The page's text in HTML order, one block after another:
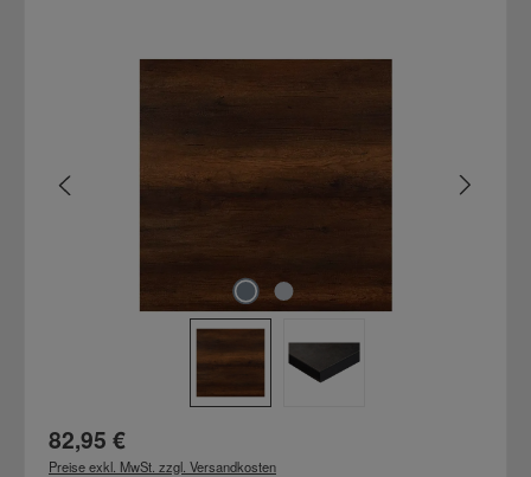
Bildergalerie überspringen
Regulärer Preis:
82,95 €
Preise exkl. MwSt. zzgl. Versandkosten